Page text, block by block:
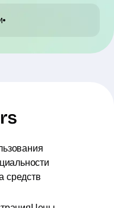
средств